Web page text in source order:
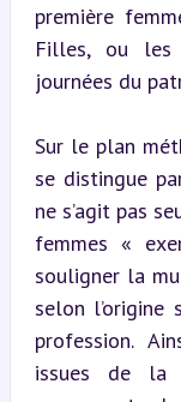
première
Filles, ou
journées du
Sur le plan
se distingue
ne s’agit pas
femmes «
souligner la
selon l’origine
profession.
issues de la